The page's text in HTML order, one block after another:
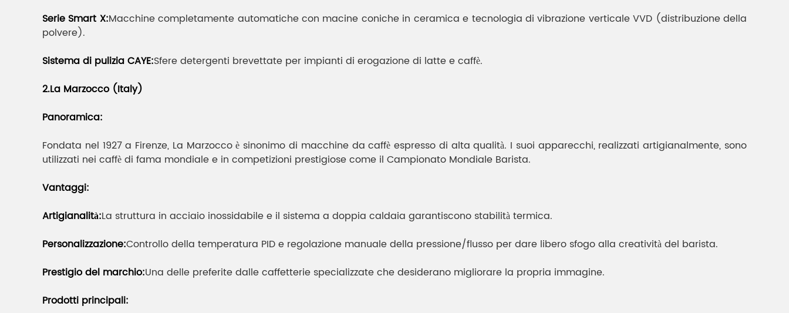
Serie Smart X:Macchine completamente automatiche con macine coniche in ceramica e tecnologia di vibrazione verticale VVD (distribuzione della
polvere).
Sistema di pulizia CAYE:Sfere detergenti brevettate per impianti di erogazione di latte e caffè.
2.La Marzocco (Italy)
Panoramica:
Fondata nel 1927 a Firenze, La Marzocco è sinonimo di macchine da caffè espresso di alta qualità. I ​​suoi apparecchi, realizzati artigianalmente, sono
utilizzati nei caffè di fama mondiale e in competizioni prestigiose come il Campionato Mondiale Barista.
Vantaggi:
Artigianalità:La struttura in acciaio inossidabile e il sistema a doppia caldaia garantiscono stabilità termica.
Personalizzazione:Controllo della temperatura PID e regolazione manuale della pressione/flusso per dare libero sfogo alla creatività del barista.
Prestigio del marchio:Una delle preferite dalle caffetterie specializzate che desiderano migliorare la propria immagine.
Prodotti principali: